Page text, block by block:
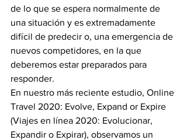
de lo que se espera normalmente de
una situación y es extremadamente
difícil de predecir o, una emergencia de
nuevos competidores, en la que
deberemos estar preparados para
responder.
En nuestro más reciente estudio, Online
Travel 2020: Evolve, Expand or Expire
(Viajes en línea 2020: Evolucionar,
Expandir o Expirar), observamos un